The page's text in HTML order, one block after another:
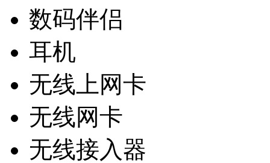
数码伴侣
耳机
无线上网卡
无线网卡
无线接入器